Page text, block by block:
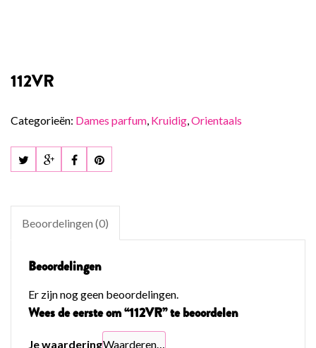
112VR
Categorieën: Dames parfum, Kruidig,Orientaals
Beoordelingen (0)
Beoordelingen
Er zijn nog geen beoordelingen.
Wees de eerste om “112VR” te beoordelen
Je waardering